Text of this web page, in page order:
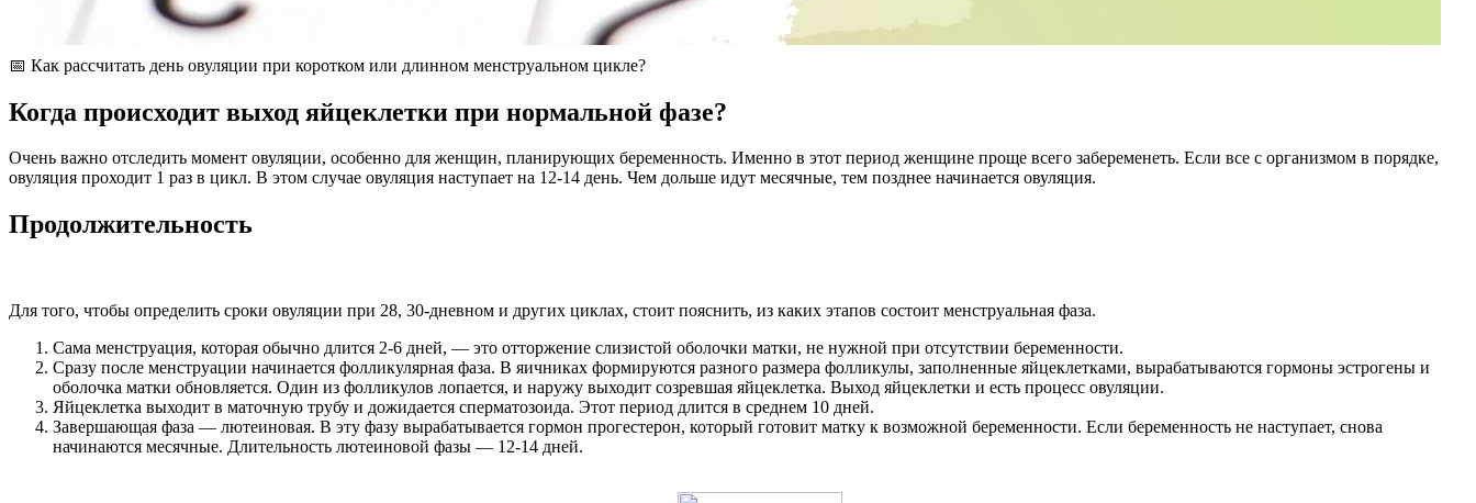
📅 Как рассчитать день овуляции при коротком или длинном менструальном цикле?
Когда происходит выход яйцеклетки при нормальной фазе?
Очень важно отследить момент овуляции, особенно для женщин, планирующих беременность. Именно в этот период женщине проще всего забеременеть. Если все с организмом в порядке,
овуляция проходит 1 раз в цикл. В этом случае овуляция наступает на 12-14 день. Чем дольше идут месячные, тем позднее начинается овуляция.
Продолжительность
Для того, чтобы определить сроки овуляции при 28, 30-дневном и других циклах, стоит пояснить, из каких этапов состоит менструальная фаза.
Сама менструация, которая обычно длится 2-6 дней, — это отторжение слизистой оболочки матки, не нужной при отсутствии беременности.
Сразу после менструации начинается фолликулярная фаза. В яичниках формируются разного размера фолликулы, заполненные яйцеклетками, вырабатываются гормоны эстрогены и
оболочка матки обновляется. Один из фолликулов лопается, и наружу выходит созревшая яйцеклетка. Выход яйцеклетки и есть процесс овуляции.
Яйцеклетка выходит в маточную трубу и дожидается сперматозоида. Этот период длится в среднем 10 дней.
Завершающая фаза — лютеиновая. В эту фазу вырабатывается гормон прогестерон, который готовит матку к возможной беременности. Если беременность не наступает, снова
начинаются месячные. Длительность лютеиновой фазы — 12-14 дней.